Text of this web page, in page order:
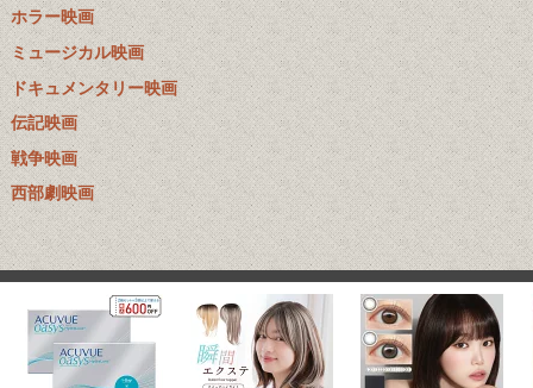
ホラー映画
ミュージカル映画
ドキュメンタリー映画
伝記映画
戦争映画
西部劇映画